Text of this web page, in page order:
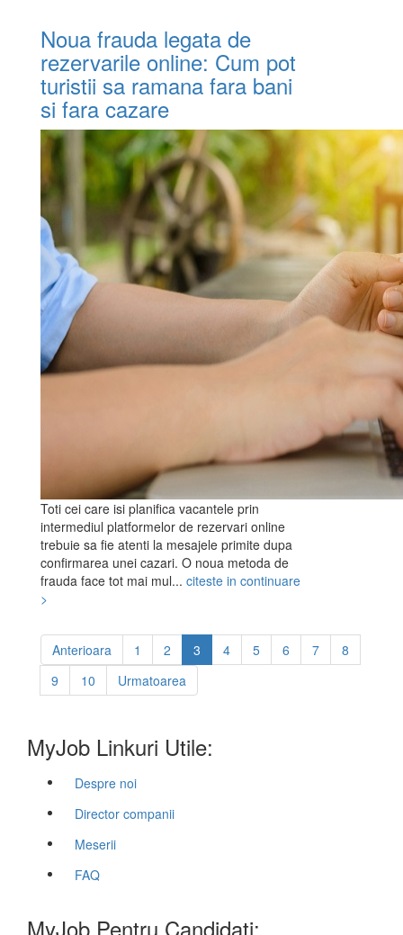
Noua frauda legata de
rezervarile online: Cum pot
turistii sa ramana fara bani
si fara cazare
Toti cei care isi planifica vacantele prin
intermediul platformelor de rezervari online
trebuie sa fie atenti la mesajele primite dupa
confirmarea unei cazari. O noua metoda de
frauda face tot mai mul... citeste in continuare
>
Anterioara 1 2 3 4 5 6 7
8
9
10 Urmatoarea
MyJob Linkuri Utile:
Despre noi
Director companii
Meserii
FAQ
MyJob Pentru Candidati: